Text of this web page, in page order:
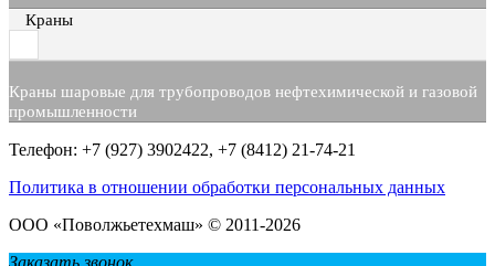
Краны
Краны шаровые для трубопроводов нефтехимической и газовой
промышленности
Телефон: +7 (927) 3902422, +7 (8412) 21-74-21
Политика в отношении обработки персональных данных
ООО «Поволжьетехмаш» © 2011-2026